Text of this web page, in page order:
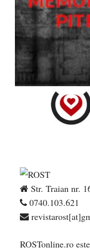
Str. Traian nr.
0740.103.621
ROSTonline.ro